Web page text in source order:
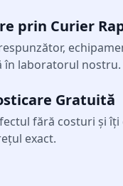
prin Curier
în laboratorul nostru.
Gratuită
fără costuri și
exact.